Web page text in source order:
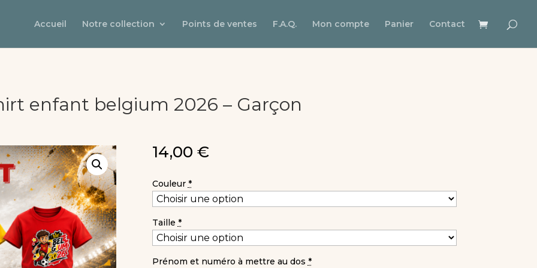
Accueil Notre collection Points de ventes F.A.Q. Mon compte Panier Contact
enfant belgium 2026 – Garçon
14,00 €
Couleur *
Taille *
Prénom et numéro à mettre au dos *